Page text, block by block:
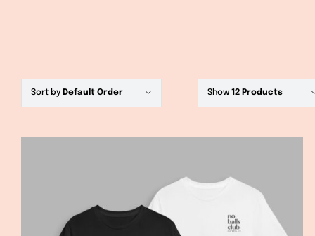
Sort by Default Order Show 12 Products